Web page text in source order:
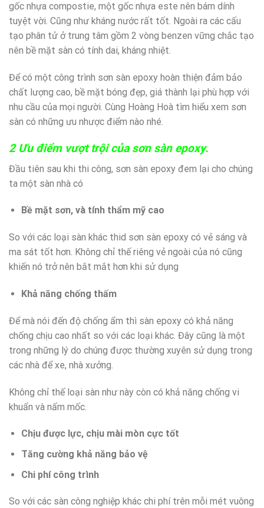
gốc nhựa compostie, một gốc nhựa este nên bám dính
tuyệt vời. Cũng như kháng nước rất tốt. Ngoài ra các cấu
tạo phân tử ở trung tâm gồm 2 vòng benzen vững chắc tạo
nên bề mặt sàn có tính dai, kháng nhiệt.
Để có một công trình sơn sàn epoxy hoàn thiện đảm bảo
chất lượng cao, bề mặt bóng đẹp, giá thành lại phù hợp với
nhu cầu của mọi người. Cùng Hoàng Hoà tìm hiểu xem sơn
sàn có những ưu nhược điểm nào nhé.
2 Ưu điểm vượt trội của sơn sàn epoxy.
Đầu tiên sau khi thi công, sơn sàn epoxy đem lại cho chúng
ta một sàn nhà có
Bề mặt sơn, và tính thẩm mỹ cao
So với các loại sàn khác thid sơn sàn epoxy có vẻ sáng và
ma sát tốt hơn. Không chỉ thế riêng vẻ ngoài của nó cũng
khiến nó trở nên bắt mắt hơn khi sử dụng
Khả năng chống thấm
Để mà nói đến độ chống ẩm thì sàn epoxy có khả năng
chống chịu cao nhất so với các loại khác. Đây cũng là một
trong những lý do chúng được thường xuyên sử dụng trong
các nhà để xe, nhà xưởng.
Không chỉ thế loại sàn như này còn có khả năng chống vi
khuẩn và nấm mốc.
Chịu được lực, chịu mài mòn cực tốt
Tăng cường khả năng bảo vệ
Chi phí công trình
So với các sàn công nghiệp khác chi phí trên mỗi mét vuông